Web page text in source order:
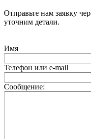
Отправьте нам заявку
уточним детали.
Имя
Телефон или e-mail
Сообщение: